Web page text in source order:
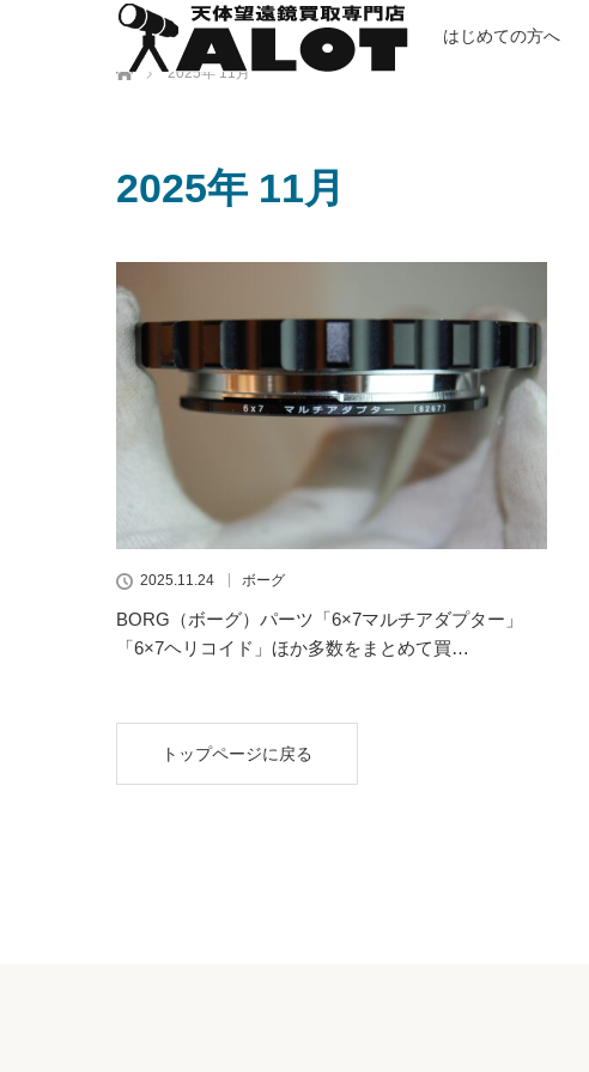
はじめての方へ
ホーム
2025年 11月
2025年 11月
2025.11.24 ボーグ
BORG（ボーグ）パーツ「6×7マルチアダプター」
「6×7ヘリコイド」ほか多数をまとめて買…
トップページに戻る